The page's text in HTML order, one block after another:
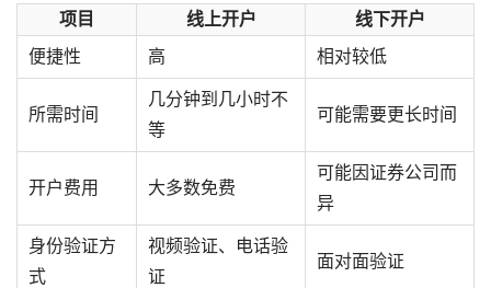
项目 线上开户
线下开户
便捷性
高 相对较低
所需时间
几分钟到几小时不
等
可能需要更长时间
开户费用 大多数免费
可能因证券公司而
异
身份验证方
式
视频验证、电话验
证
面对面验证